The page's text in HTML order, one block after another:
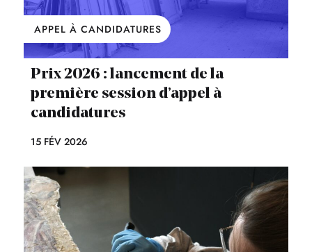
APPEL À CANDIDATURES
Prix 2026 : lancement de la
première session d’appel à
candidatures
15 FÉV 2026